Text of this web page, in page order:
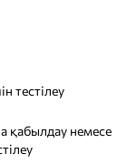
тестілеу
қабылдау немесе